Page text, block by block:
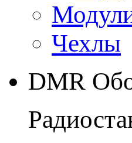
Чехлы
DMR